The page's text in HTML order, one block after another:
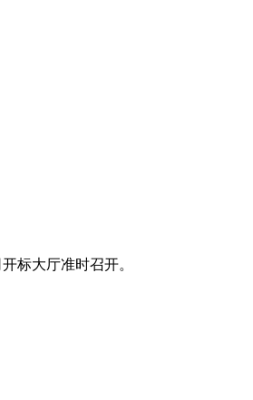
开标大厅准时召开。